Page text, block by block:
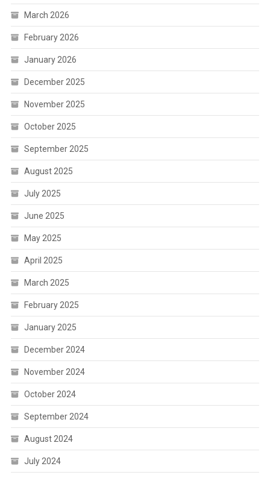
March 2026
February 2026
January 2026
December 2025
November 2025
October 2025
September 2025
August 2025
July 2025
June 2025
May 2025
April 2025
March 2025
February 2025
January 2025
December 2024
November 2024
October 2024
September 2024
August 2024
July 2024